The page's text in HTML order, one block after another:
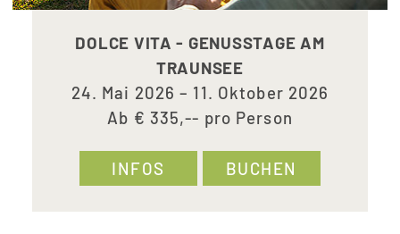
DOLCE VITA - GENUSSTAGE AM
TRAUNSEE
24. Mai 2026 – 11. Oktober 2026
Ab € 335,-- pro Person
INFOS BUCHEN